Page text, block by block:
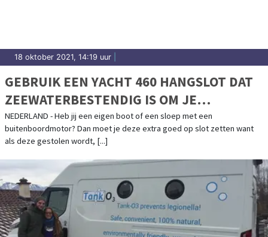
18 oktober 2021, 14:19 uur
GEBRUIK EEN YACHT 460 HANGSLOT DAT
ZEEWATERBESTENDIG IS OM JE
BUITENBOORDMOTOR OPTIMAAL TE
BEVEILIGEN
NEDERLAND - Heb jij een eigen boot of een sloep met een
buitenboordmotor? Dan moet je deze extra goed op slot zetten want
als deze gestolen wordt, [...]